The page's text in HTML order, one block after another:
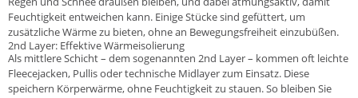
Feuchtigkeit entweichen kann. Einige Stücke sind gefüttert, um
zusätzliche Wärme zu bieten, ohne an Bewegungsfreiheit einzubüßen.
2nd Layer: Effektive Wärmeisolierung
Als mittlere Schicht – dem sogenannten 2nd Layer – kommen oft leichte
Fleecejacken, Pullis oder technische Midlayer zum Einsatz. Diese
speichern Körperwärme, ohne Feuchtigkeit zu stauen. So bleiben Sie